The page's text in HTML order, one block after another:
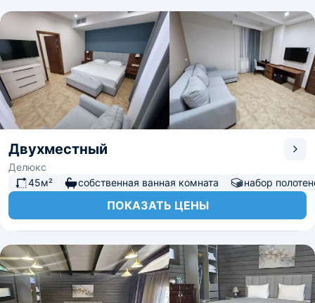
Двухместный
Делюкс
45м²
собственная ванная комната набор
ПОКАЗАТЬ ЦЕНЫ